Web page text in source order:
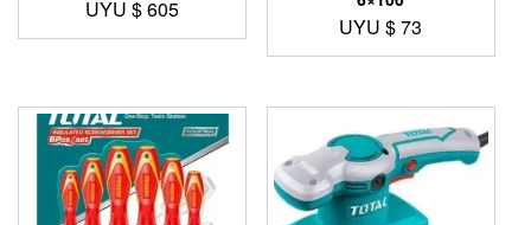
UYU $605
UYU $73